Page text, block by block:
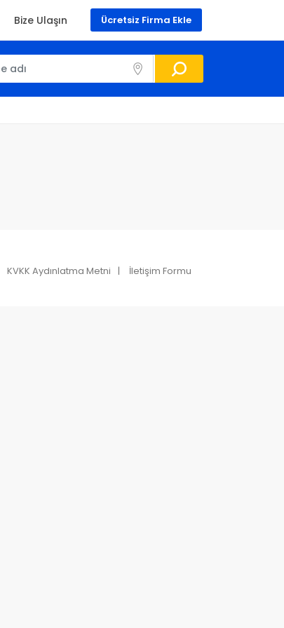
Ücretsiz Firma Ekle
Bize Ulaşın
KVKK Aydınlatma Metni İletişim Formu